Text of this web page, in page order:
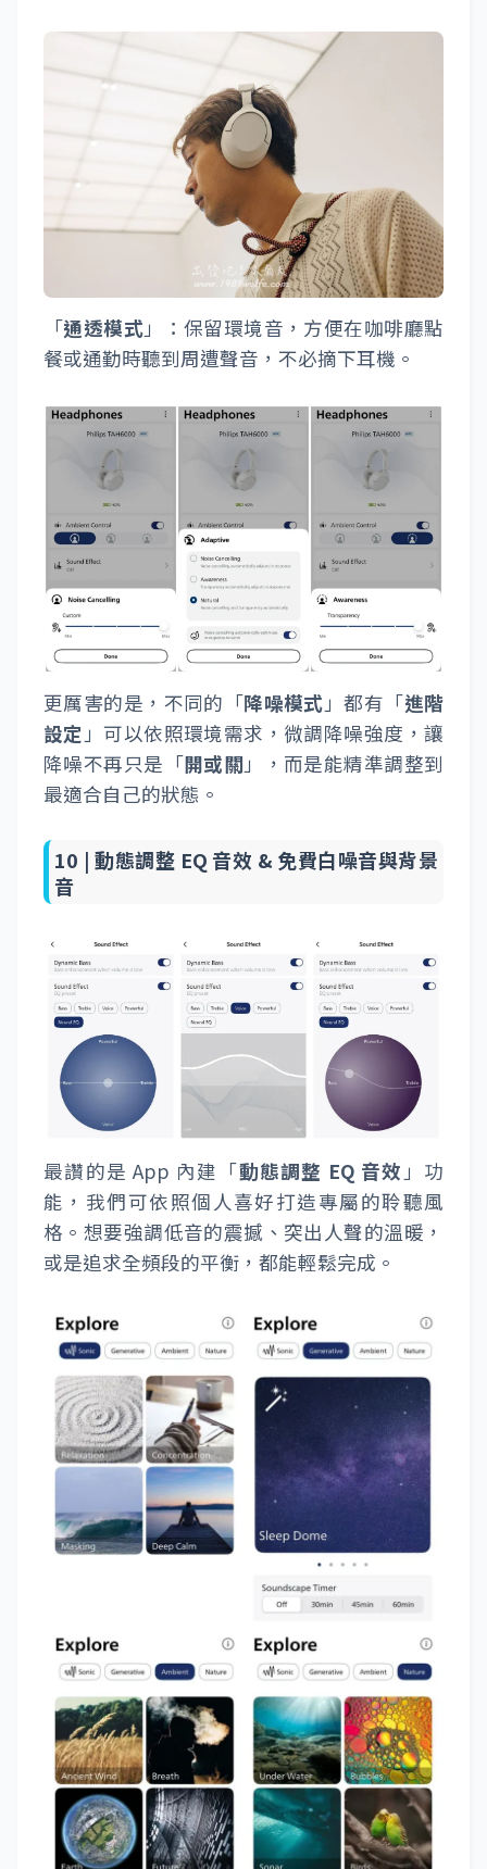
「通透模式 」：保留環境音，方便在咖啡廳點
餐或通勤時聽到周遭聲音，不必摘下耳機。
更厲害的是，不同的「降噪模式」都有「進階
設定」可以依照環境需求，微調降噪強度，讓
降噪不再只是「開或關」，而是能精準調整到
最適合自己的狀態。
10 |動態調整 EQ 音效 & 免費白噪音與背景
音
最讚的是 App 內建「動態調整 EQ 音效」功
能，我們可依照個人喜好打造專屬的聆聽風
格。想要強調低音的震撼、突出人聲的溫暖，
或是追求全頻段的平衡，都能輕鬆完成。